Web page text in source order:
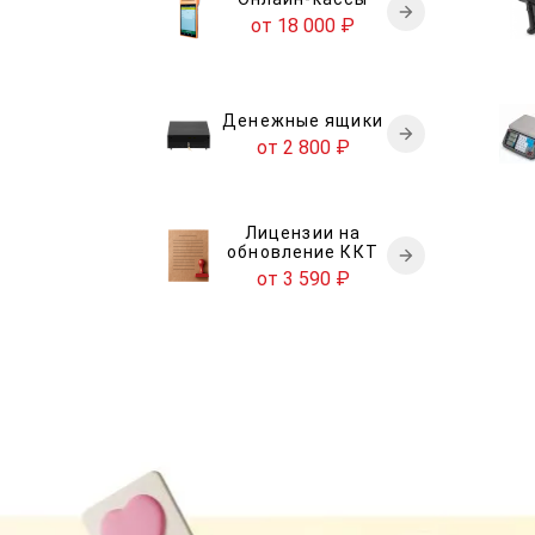
от 18 000 ₽
Денежные ящики
от 2 800 ₽
Лицензии на
обновление ККТ
от 3 590 ₽